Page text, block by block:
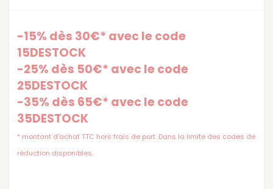
-15% dès 30€* avec le code
15DESTOCK
-25% dès 50€* avec le code
25DESTOCK
-35% dès 65€* avec le code
35DESTOCK
* montant d'achat TTC hors frais de port. Dans la limite des codes de
réduction disponibles.